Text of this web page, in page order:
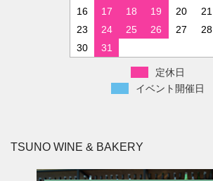
16
17 18 19 20 21
23
24 25 26 27 28
30
31
定休日
イベント開催日
TSUNO WINE & BAKERY